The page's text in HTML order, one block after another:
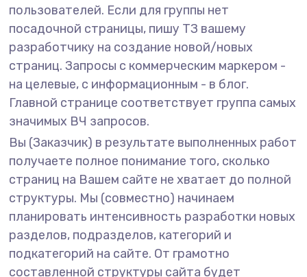
пользователей. Если для группы нет
посадочной страницы, пишу ТЗ вашему
разработчику на создание новой/новых
страниц. Запросы с коммерческим маркером -
на целевые, с информационным - в блог.
Главной странице соответствует группа самых
значимых ВЧ запросов.
Вы (Заказчик) в результате выполненных работ
получаете полное понимание того, сколько
страниц на Вашем сайте не хватает до полной
структуры. Мы (совместно) начинаем
планировать интенсивность разработки новых
разделов, подразделов, категорий и
подкатегорий на сайте. От грамотно
составленной структуры сайта будет